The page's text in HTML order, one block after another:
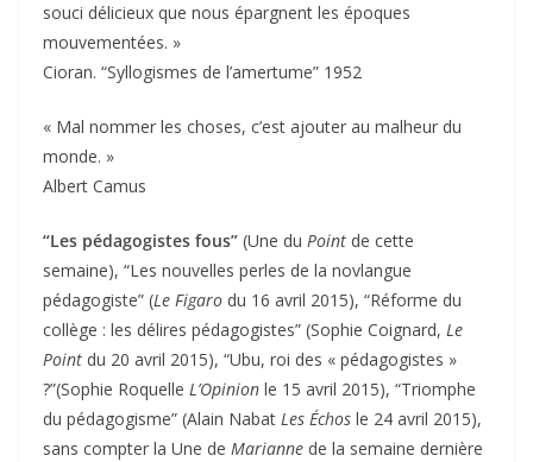
souci délicieux que nous épargnent les époques
mouvementées. »
Cioran. “Syllogismes de l’amertume” 1952
« Mal nommer les choses, c’est ajouter au malheur du
monde. »
Albert Camus
“Les pédagogistes fous” (Une du Point de cette
semaine), “Les nouvelles perles de la novlangue
pédagogiste” (Le Figaro du 16 avril 2015), “Réforme du
collège : les délires pédagogistes” (Sophie Coignard, Le
Point du 20 avril 2015), “Ubu, roi des « pédagogistes »
?”(Sophie Roquelle L’Opinion le 15 avril 2015), “Triomphe
du pédagogisme” (Alain Nabat Les Échos le 24 avril 2015),
sans compter la Une de Marianne de la semaine dernière